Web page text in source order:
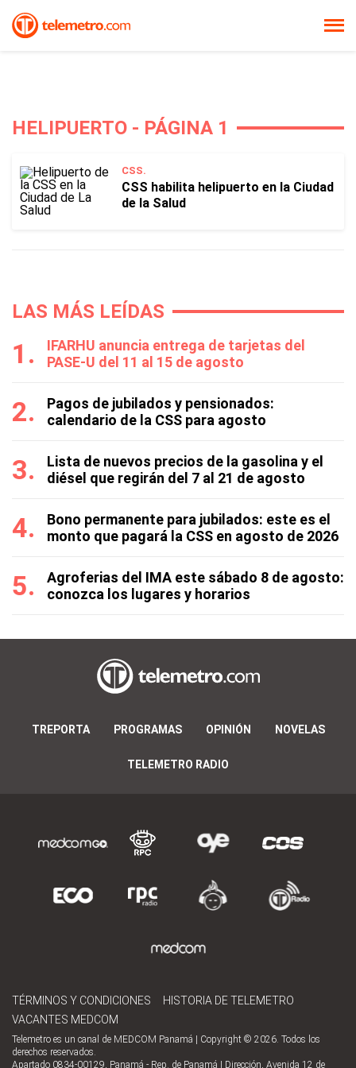
HELIPUERTO - PÁGINA 1
CSS.
CSS habilita helipuerto en la Ciudad
de la Salud
LAS MÁS LEÍDAS
IFARHU anuncia entrega de tarjetas del
PASE-U del 11 al 15 de agosto
Pagos de jubilados y pensionados:
calendario de la CSS para agosto
Lista de nuevos precios de la gasolina y el
diésel que regirán del 7 al 21 de agosto
Bono permanente para jubilados: este es el
monto que pagará la CSS en agosto de 2026
Agroferias del IMA este sábado 8 de agosto:
conozca los lugares y horarios
TREPORTA PROGRAMAS OPINIÓN NOVELAS
TELEMETRO RADIO
TÉRMINOS Y CONDICIONES
HISTORIA DE TELEMETRO
VACANTES MEDCOM
Telemetro es un canal de MEDCOM Panamá | Copyright © 2026. Todos los
derechos reservados.
Apartado 0834-00129, Panamá - Rep. de Panamá | Dirección, Avenida 12 de